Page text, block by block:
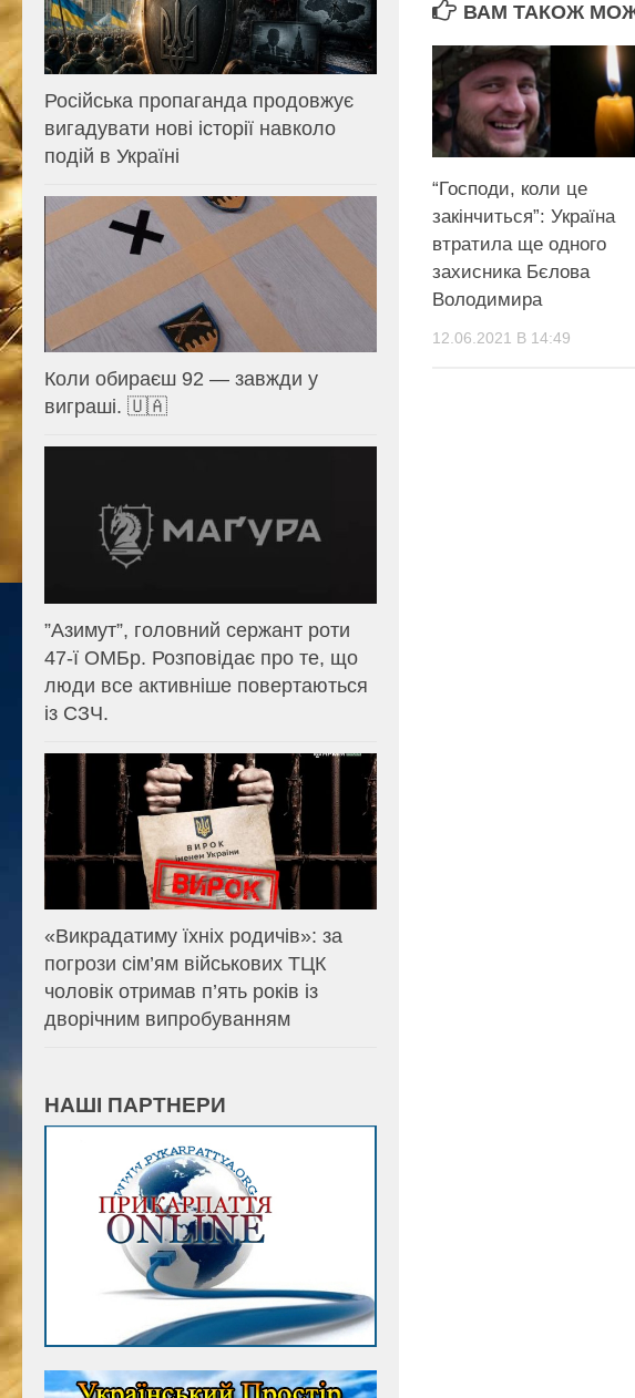
ВАМ ТАКОЖ
“Господи, коли це
закінчиться”: Україна
втратила ще одного
захисника Бєлова
Володимира
12.06.2021 В 14:49
Російська пропаганда продовжує
вигадувати нові історії навколо
подій в Україні
Коли обираєш 92 — завжди у
виграші. 🇺🇦
⁨”Азимут”, головний сержант роти
47-ї ОМБр. Розповідає про те, що
люди все активніше повертаються
із СЗЧ.
«Викрадатиму їхніх родичів»: за
погрози сім’ям військових ТЦК
чоловік отримав п’ять років із
дворічним випробуванням
НАШІ ПАРТНЕРИ